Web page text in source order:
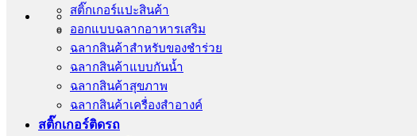
สติ๊กเกอร์แปะสินค้า
ออกแบบฉลากอาหารเสริม
ฉลากสินค้าสำหรับของชำร่วย
ฉลากสินค้าแบบกันน้ำ
ฉลากสินค้าสุขภาพ
ฉลากสินค้าเครื่องสำอางค์
สติ๊กเกอร์ติดรถ